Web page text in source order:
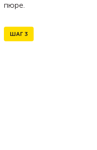
пюре.
ШАГ 3